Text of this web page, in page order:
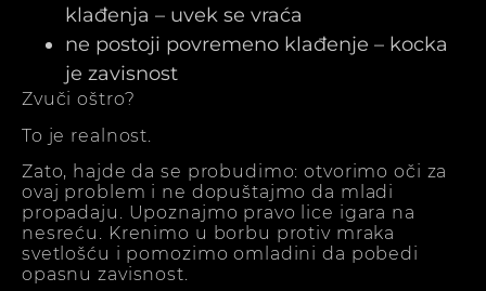
klađenja – uvek se vraća
ne postoji povremeno klađenje – kocka
je zavisnost
Zvuči oštro?
To je realnost.
Zato, hajde da se probudimo: otvorimo oči za
ovaj problem i ne dopuštajmo da mladi
propadaju. Upoznajmo pravo lice igara na
nesreću. Krenimo u borbu protiv mraka
svetlošću i pomozimo omladini da pobedi
opasnu zavisnost.